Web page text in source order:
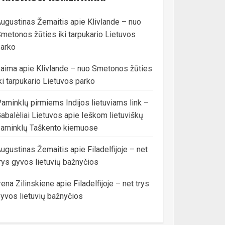
Žemaitis apie Klivlande – nuo
žūties iki tarpukario Lietuvos
apie Klivlande – nuo Smetonos žūties
tarpukario Lietuvos parko
pirmiems Indijos lietuviams link –
Lietuvos apie Ieškom lietuviškų
Taškento kiemuose
Žemaitis apie Filadelfijoje – net
gyvos lietuvių bažnyčios
Zilinskiene apie Filadelfijoje – net trys
lietuvių bažnyčios